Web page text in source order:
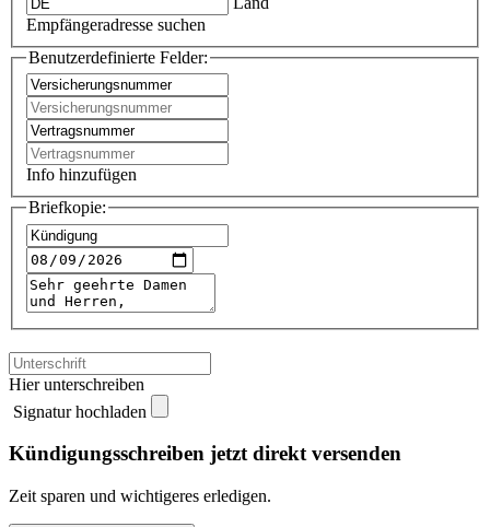
Empfängeradresse suchen
Benutzerdefinierte Felder:
Info hinzufügen
Briefkopie:
Hier unterschreiben
Signatur hochladen
Kündigungsschreiben jetzt direkt versenden
Zeit sparen und wichtigeres erledigen.